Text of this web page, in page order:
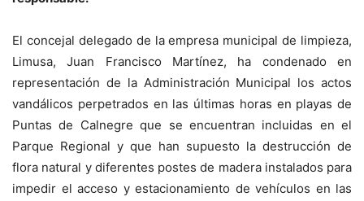
El concejal delegado de la empresa municipal de limpieza,
Limusa, Juan Francisco Martínez, ha condenado en
representación de la Administración Municipal los actos
vandálicos perpetrados en las últimas horas en playas de
Puntas de Calnegre que se encuentran incluidas en el
Parque Regional y que han supuesto la destrucción de
flora natural y diferentes postes de madera instalados para
impedir el acceso y estacionamiento de vehículos en las